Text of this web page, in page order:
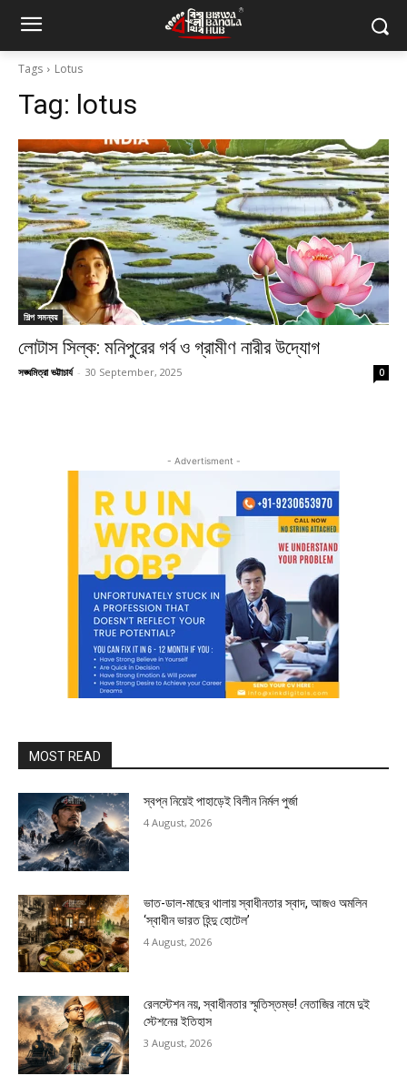
Tags Lotus
Tag: lotus
শিল্প সমন্বয়
লোটাস সিল্ক: মনিপুরের গর্ব ও গ্রামীণ নারীর উদ্যোগ
সঙ্ঘমিত্রা ভট্টাচার্য - 30 September, 2025 0
- Advertisment -
MOST READ
স্বপ্ন নিয়েই পাহাড়েই বিলীন নির্মল পুর্জা
4 August, 2026
ভাত-ডাল-মাছের থালায় স্বাধীনতার স্বাদ, আজও অমলিন
‘স্বাধীন ভারত হিন্দু হোটেল’
4 August, 2026
রেলস্টেশন নয়, স্বাধীনতার স্মৃতিস্তম্ভ! নেতাজির নামে দুই
স্টেশনের ইতিহাস
3 August, 2026